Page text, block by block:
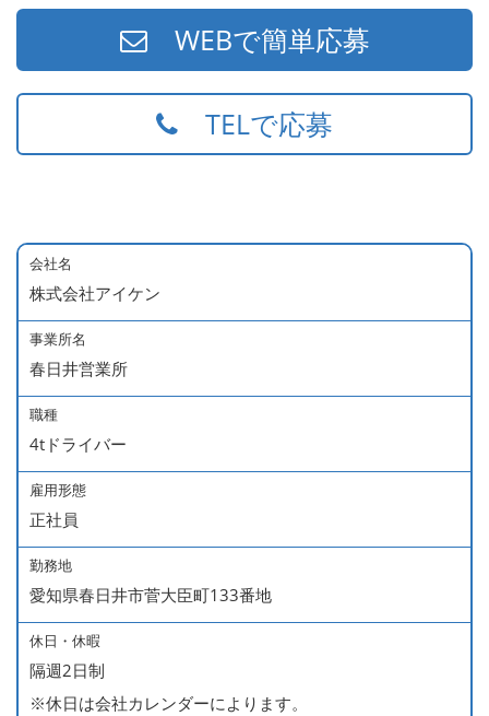
WEBで簡単応募
TELで応募
会社名
株式会社アイケン
事業所名
春日井営業所
職種
4tドライバー
雇用形態
正社員
勤務地
愛知県春日井市菅大臣町133番地
休日・休暇
隔週2日制
※休日は会社カレンダーによります。